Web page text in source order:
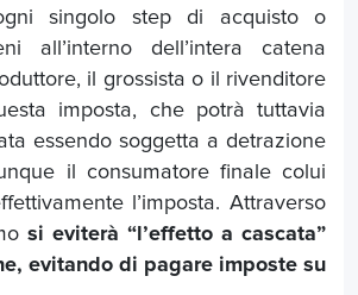
singolo step di acquisto o
all’interno dell’intera catena
il grossista o il rivenditore
imposta, che potrà tuttavia
essendo soggetta a detrazione
il consumatore finale colui
l’imposta. Attraverso
si eviterà “l’effetto a cascata”
evitando di pagare imposte su